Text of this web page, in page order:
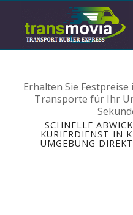
Erhalten Sie
Transporte für Ihr
SCHNELLE
KURIERDIENST IN
UMGEBUNG